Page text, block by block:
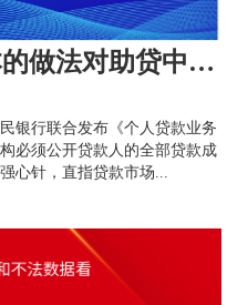
金融机构公开融资成本的做法对助贷中介行业的影响
银行联合发布《个人贷款业务
必须公开贷款人的全部贷款成
心针，直指贷款市场...